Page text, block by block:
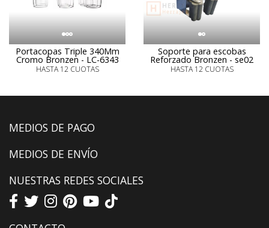
Portacopas Triple 340Mm
Cromo Bronzen - LC-6343
HASTA 12 CUOTAS
Soporte para escobas
Reforzado Bronzen - se02
HASTA 12 CUOTAS
MEDIOS DE PAGO
MEDIOS DE ENVÍO
NUESTRAS REDES SOCIALES